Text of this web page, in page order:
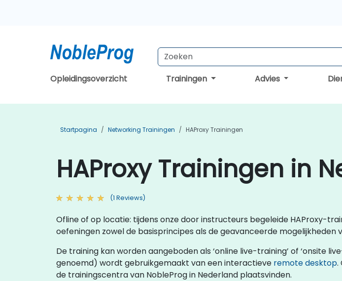
Opleidingsoverzicht Trainingen Advies
Startpagina Networking Trainingen HAProxy Trainingen
HAProxy Trainingen in
(1 Reviews)
Ofline of op locatie: tijdens onze door instructeurs begeleide HAProxy-
oefeningen zowel de basisprincipes als de geavanceerde mogelijkheden
De training kan worden aangeboden als ‘online live-training’ of ‘onsite
genoemd) wordt gebruikgemaakt van een interactieve remote desktop.
de trainingscentra van NobleProg in Nederland plaatsvinden.